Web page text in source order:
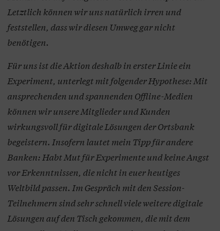
Letztlich können wir uns natürlich irren und
feststellen, dass wir diesen Umweg gar nicht
benötigen.
Für uns ist die Aktion deshalb in erster Linie ein
Experiment, unterlegt mit folgender Hypothese: Mit
ansprechenden und spannenden Offline-Medien
können wir unsere Mitglieder und Kunden
wirkungsvoll für digitale Lösungen der Ortsbank
begeistern. Insofern lautet mein Tipp für andere
Banken: Habt Mut für Experimente und keine Angst
vor Erkenntnissen, die nicht in euer heutiges
Weltbild passen. Im Gespräch mit den Session-
Teilnehmern sind sehr schnell viele weitere digitale
Lösungen auf den Tisch gekommen, die mit dem